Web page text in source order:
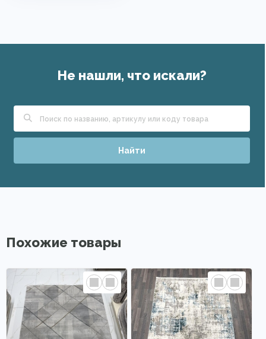
Не нашли, что искали?
Найти
Похожие товары